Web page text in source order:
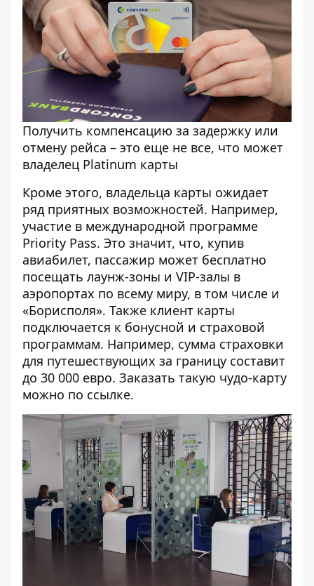
Получить компенсацию за задержку или
отмену рейса – это еще не все, что может
владелец Platinum карты
Кроме этого, владельца карты ожидает
ряд приятных возможностей. Например,
участие в международной программе
Priority Pass. Это значит, что, купив
авиабилет, пассажир может бесплатно
посещать лаунж-зоны и VIP-залы в
аэропортах по всему миру, в том числе и
«Борисполя». Также клиент карты
подключается к бонусной и страховой
программам. Например, сумма страховки
для путешествующих за границу составит
до 30 000 евро. Заказать такую чудо-карту
можно по ссылке.